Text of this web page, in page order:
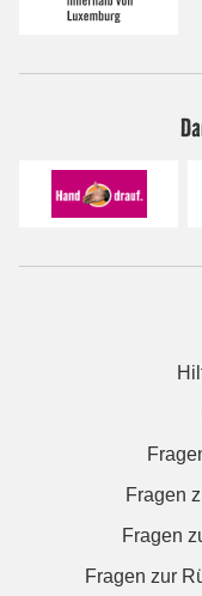
Fragen
Fragen
Fragen zur